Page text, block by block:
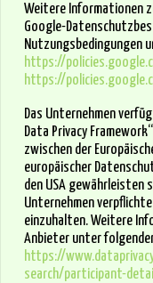
Weitere Informationen
Google-
Nutzungsbedingungen
https://
https://
Das Unternehmen
Data Privacy
zwischen der
europäischer
den USA gewährleisten
Unternehmen
einzuhalten. Weitere
Anbieter unter
https://
search/participant-